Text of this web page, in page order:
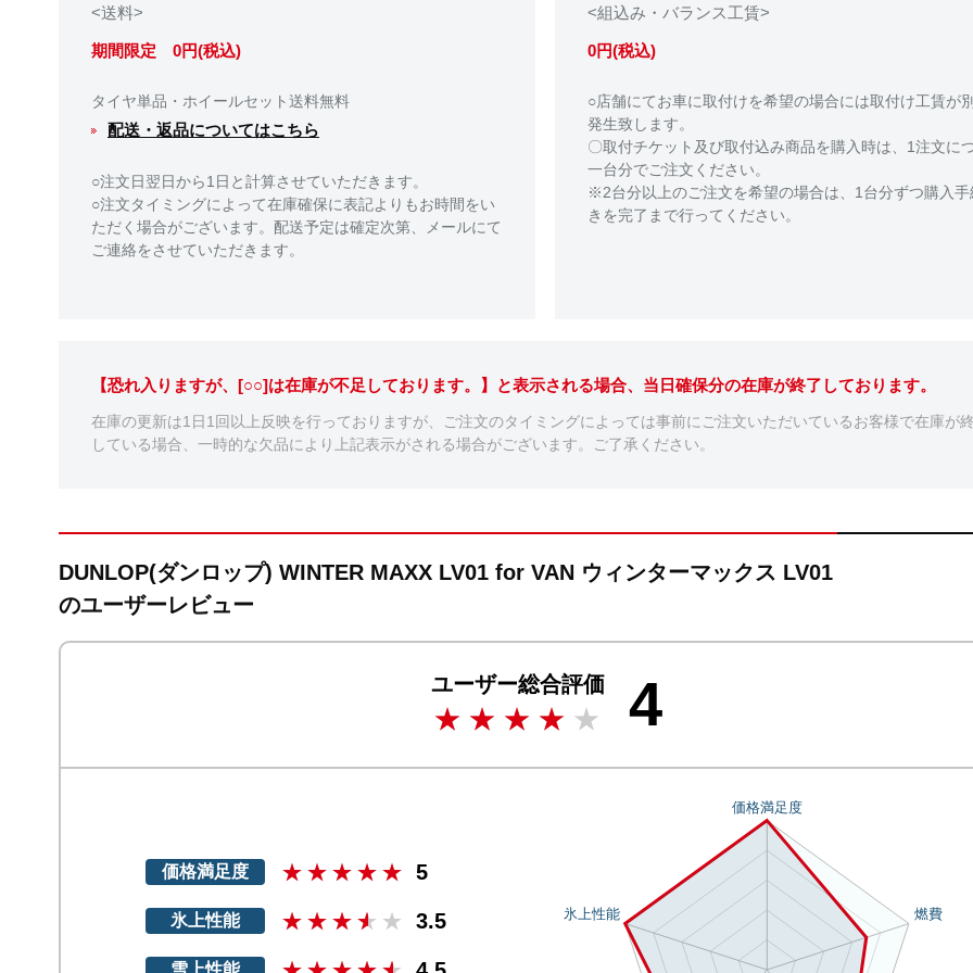
<送料>
期間限定 0円(税込)
タイヤ単品・ホイールセット送料無料
配送・返品についてはこちら
○注文日翌日から1日と計算させていただきます。
○注文タイミングによって在庫確保に表記よりもお時間をい
ただく場合がございます。配送予定は確定次第、メールにて
ご連絡をさせていただきます。
<組込み・バランス工賃>
0円(税込)
○店舗にてお車に取付けを希望の場合には取付け工賃が
発生致します。
〇取付チケット及び取付込み商品を購入時は、1注文に
一台分でご注文ください。
※2台分以上のご注文を希望の場合は、1台分ずつ購入手
きを完了まで行ってください。
【恐れ入りますが、[○○]は在庫が不足しております。】と表示される場合、当日確保分の在庫が終了しております。
在庫の更新は1日1回以上反映を行っておりますが、ご注文のタイミングによっては事前にご注文いただいているお客様で在庫が
している場合、一時的な欠品により上記表示がされる場合がございます。ご了承ください。
DUNLOP(ダンロップ) WINTER MAXX LV01 for VAN ウィンターマックス LV01
のユーザーレビュー
ユーザー総合評価 4
価格満足度 5
氷上性能 3.5
雪上性能